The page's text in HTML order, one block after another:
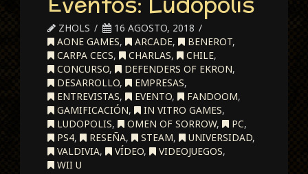
ZHOLS
16 AGOSTO, 2018
AONE GAMES, ARCADE, BENEROT,
CARPA CECS, CHARLAS, CHILE,
CONCURSO, DEFENDERS OF EKRON,
DESARROLLO, EMPRESAS,
ENTREVISTAS, EVENTO, FANDOOM,
GAMIFICACIÓN, IN VITRO GAMES,
LUDOPOLIS, OMEN OF SORROW, PC,
PS4, RESEÑA, STEAM, UNIVERSIDAD,
VALDIVIA, VÍDEO, VIDEOJUEGOS,
WII U